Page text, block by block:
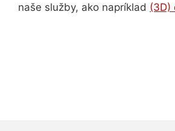
naše služby, ako napríklad (3D)